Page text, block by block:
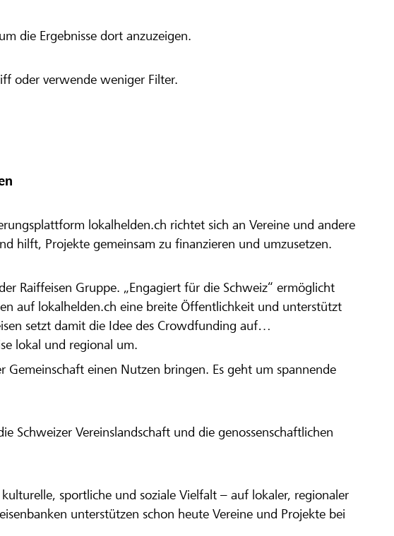
die Ergebnisse dort anzuzeigen.
oder verwende weniger Filter.
lokalhelden.ch richtet sich an Vereine und andere
hilft, Projekte gemeinsam zu finanzieren und umzusetzen.
Raiffeisen Gruppe. „Engagiert für die Schweiz“ ermöglicht
auf lokalhelden.ch eine breite Öffentlichkeit und unterstützt
setzt damit die Idee des Crowdfunding auf
lokal und regional um.
Gemeinschaft einen Nutzen bringen. Es geht um spannende
Schweizer Vereinslandschaft und die genossenschaftlichen
sportliche und soziale Vielfalt – auf lokaler, regionaler
unterstützen schon heute Vereine und Projekte bei